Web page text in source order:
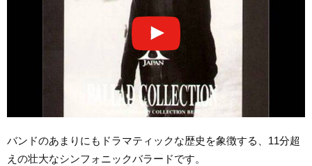
バンドのあまりにもドラマティックな歴史を象徴する、11分超
えの壮大なシンフォニックバラードです。